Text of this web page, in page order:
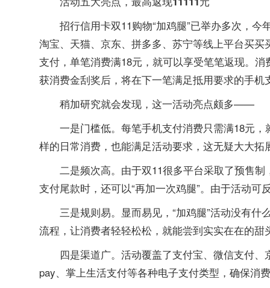
招行信用卡双11购物“加鸡腿”已举办多次，
淘宝、天猫、京东、拼多多、苏宁等线上平台买
支付，单笔消费满18元，就可以享受笔笔返现。
获消费金刮奖后，将在下一笔满足抵用要求的手机
稍加研究就会发现，这一活动亮点颇多——
一是门槛低。每笔手机支付消费只需满18元
样的日常消费，也能满足活动要求，这无疑大大拓
二是频次高。由于双11很多平台采取了预售
支付尾款时，还可以“再加一次鸡腿”。由于活动
三是规则易。显而易见，“加鸡腿”活动没有
流程，让消费者轻轻松松，就能尝到实实在在的甜
四是渠道广。活动覆盖了支付宝、微信支付
pay、掌上生活支付等各种电子支付类型，确保消